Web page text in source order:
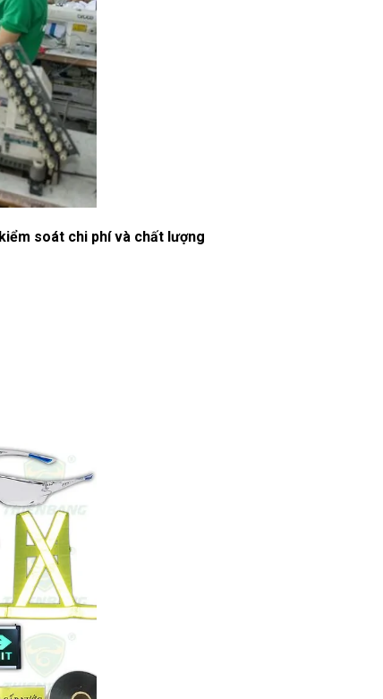
kiểm soát chi phí và chất lượng